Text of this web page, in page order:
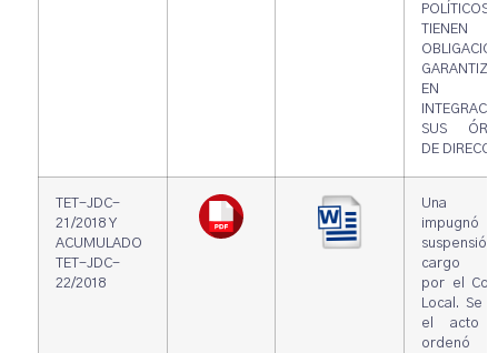
POLÍTICOS
EN
SUS
DE
TET-JDC-
21/2018 Y
ACUMULADO
TET-JDC-
22/2018
Una
cargo
por el
Local. Se
el acto